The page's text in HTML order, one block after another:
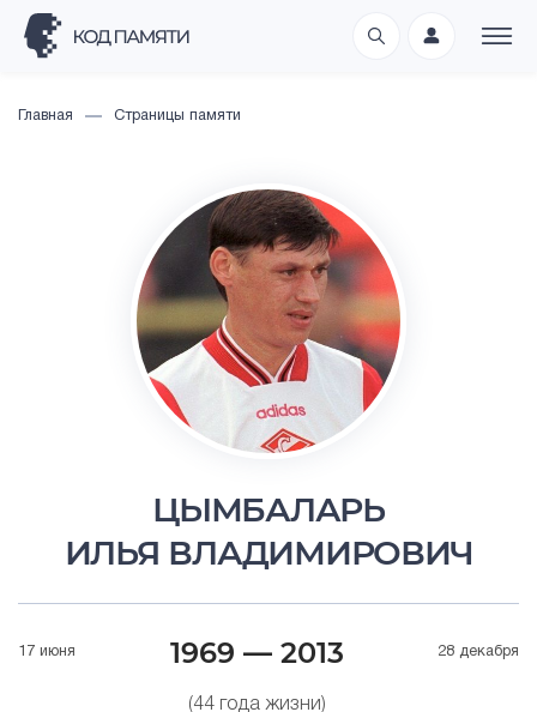
Главная Страницы памяти
ЦЫМБАЛАРЬ
ИЛЬЯ ВЛАДИМИРОВИЧ
17 июня 1969 — 2013
(44 года жизни)
28 декабря